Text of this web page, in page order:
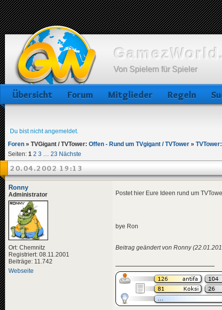
Von Spielern für Spieler
Übersicht Forum Mitglieder Regeln
Du bist nicht angemeldet.
Foren » TVGigant / TVTower: Offen - Rund um TVgigant / TVTower »
Seiten: 1 2 3 … 23 Nächste
20.04.2002 19:13
Ronny
Administrator
Ort: Chemnitz
Registriert: 08.11.2001
Beiträge: 11.742
Webseite
Postet hier Eure Ideen rund um
bye Ron
Beitrag geändert von Ronny